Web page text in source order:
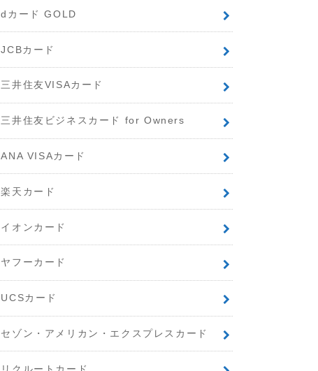
dカード GOLD
JCBカード
三井住友VISAカード
三井住友ビジネスカード for Owners
ANA VISAカード
楽天カード
イオンカード
ヤフーカード
UCSカード
セゾン・アメリカン・エクスプレスカード
リクルートカード